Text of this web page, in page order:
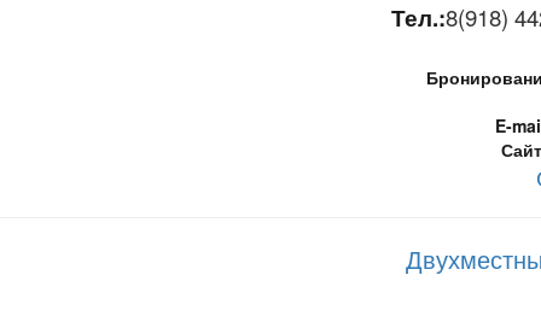
Тел.:8(918)
E-